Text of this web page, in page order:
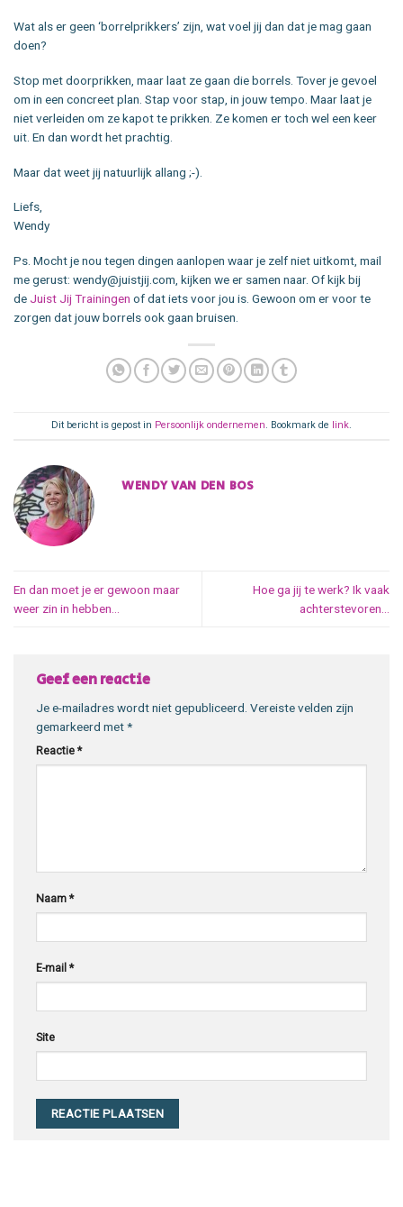
Wat als er geen ‘borrelprikkers’ zijn, wat voel jij dan dat je mag gaan
doen?
Stop met doorprikken, maar laat ze gaan die borrels. Tover je gevoel
om in een concreet plan. Stap voor stap, in jouw tempo. Maar laat je
niet verleiden om ze kapot te prikken. Ze komen er toch wel een keer
uit. En dan wordt het prachtig.
Maar dat weet jij natuurlijk allang ;-).
Liefs,
Wendy
Ps. Mocht je nou tegen dingen aanlopen waar je zelf niet uitkomt, mail
me gerust: wendy@juistjij.com, kijken we er samen naar. Of kijk bij
de Juist Jij Trainingen of dat iets voor jou is. Gewoon om er voor te
zorgen dat jouw borrels ook gaan bruisen.
Dit bericht is gepost in Persoonlijk ondernemen. Bookmark de link.
WENDY VAN DEN BOS
En dan moet je er gewoon maar
weer zin in hebben…
Hoe ga jij te werk? Ik vaak
achterstevoren…
Geef een reactie
Je e-mailadres wordt niet gepubliceerd. Vereiste velden zijn
gemarkeerd met*
Reactie *
Naam *
E-mail *
Site